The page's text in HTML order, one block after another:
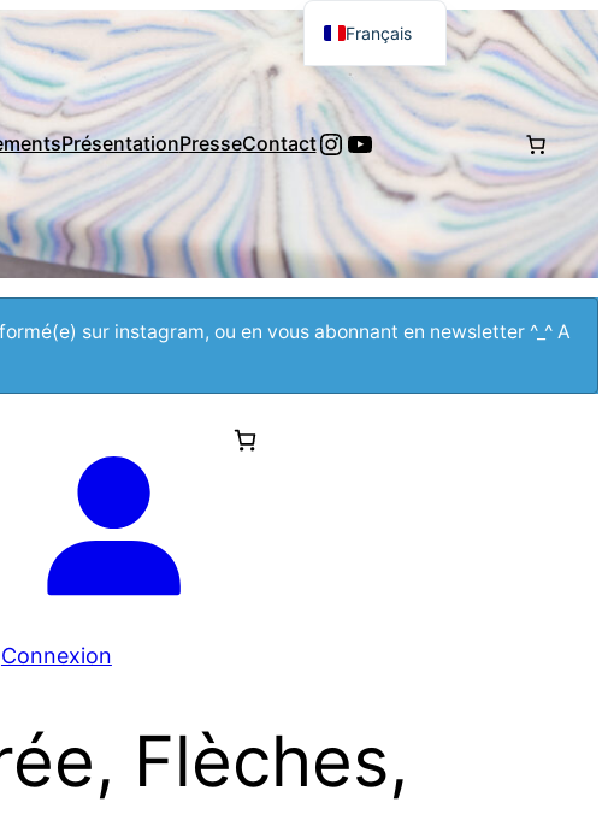
PrésentationPresseContactInstagram
YouTube
sur instagram, ou en vous abonnant en newsletter ^_^ A
Connexion
Flèches,
Français
English
日本語